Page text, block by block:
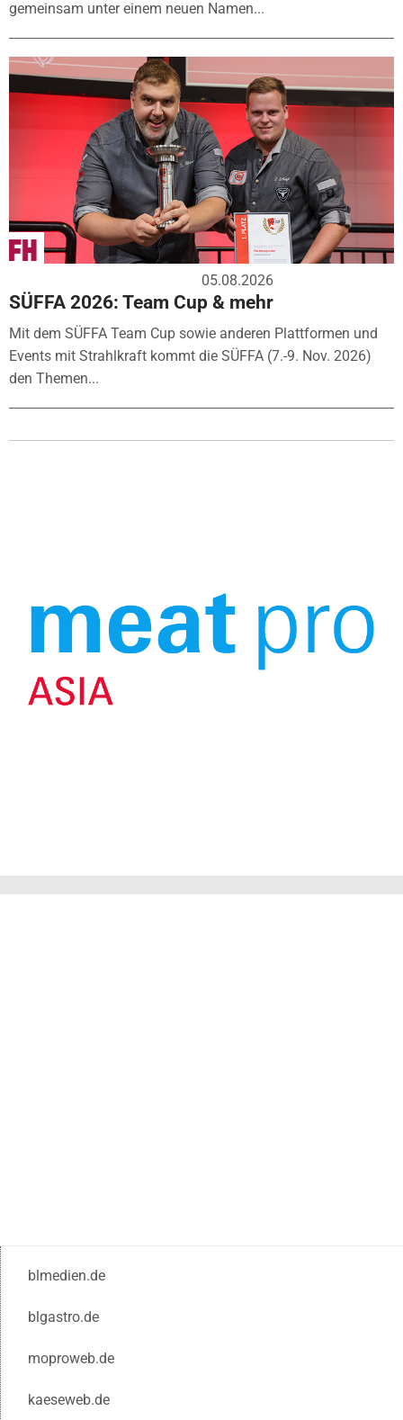
gemeinsam unter einem neuen Namen...
05.08.2026
SÜFFA 2026: Team Cup & mehr
Mit dem SÜFFA Team Cup sowie anderen Plattformen und
Events mit Strahlkraft kommt die SÜFFA (7.-9. Nov. 2026)
den Themen...
blmedien.de
blgastro.de
moproweb.de
kaeseweb.de